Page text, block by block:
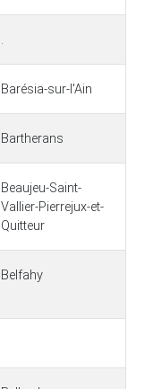
.
Barésia-sur-l'Ain
Bartherans
Beaujeu-Saint-
Vallier-Pierrejux-et-
Quitteur
Belfahy